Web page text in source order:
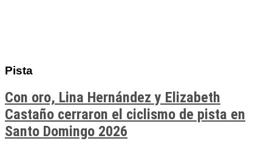
Pista
Con oro, Lina Hernández y Elizabeth
Castaño cerraron el ciclismo de pista en
Santo Domingo 2026